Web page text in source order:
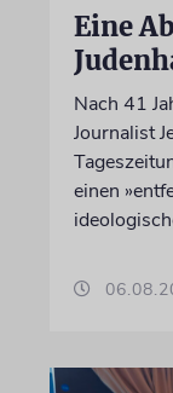
Eine
Nach 41
Journalist
einen